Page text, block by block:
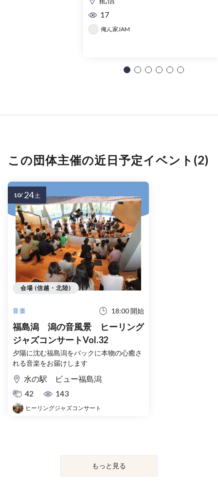
17
俺ん家JAM
この団体主催の近日予定イベント(2)
音楽 18:00 開始
福島潟 潟の音風景 ヒーリング
ジャズコンサートVol.32
夕陽に沈む福島潟をバックに本物の心癒さ
れる音楽をお届けします
水の駅 ビュー福島潟
42
143
ヒーリングジャズコンサート
会場 (信越・北陸)
10/ 24土
もっと見る